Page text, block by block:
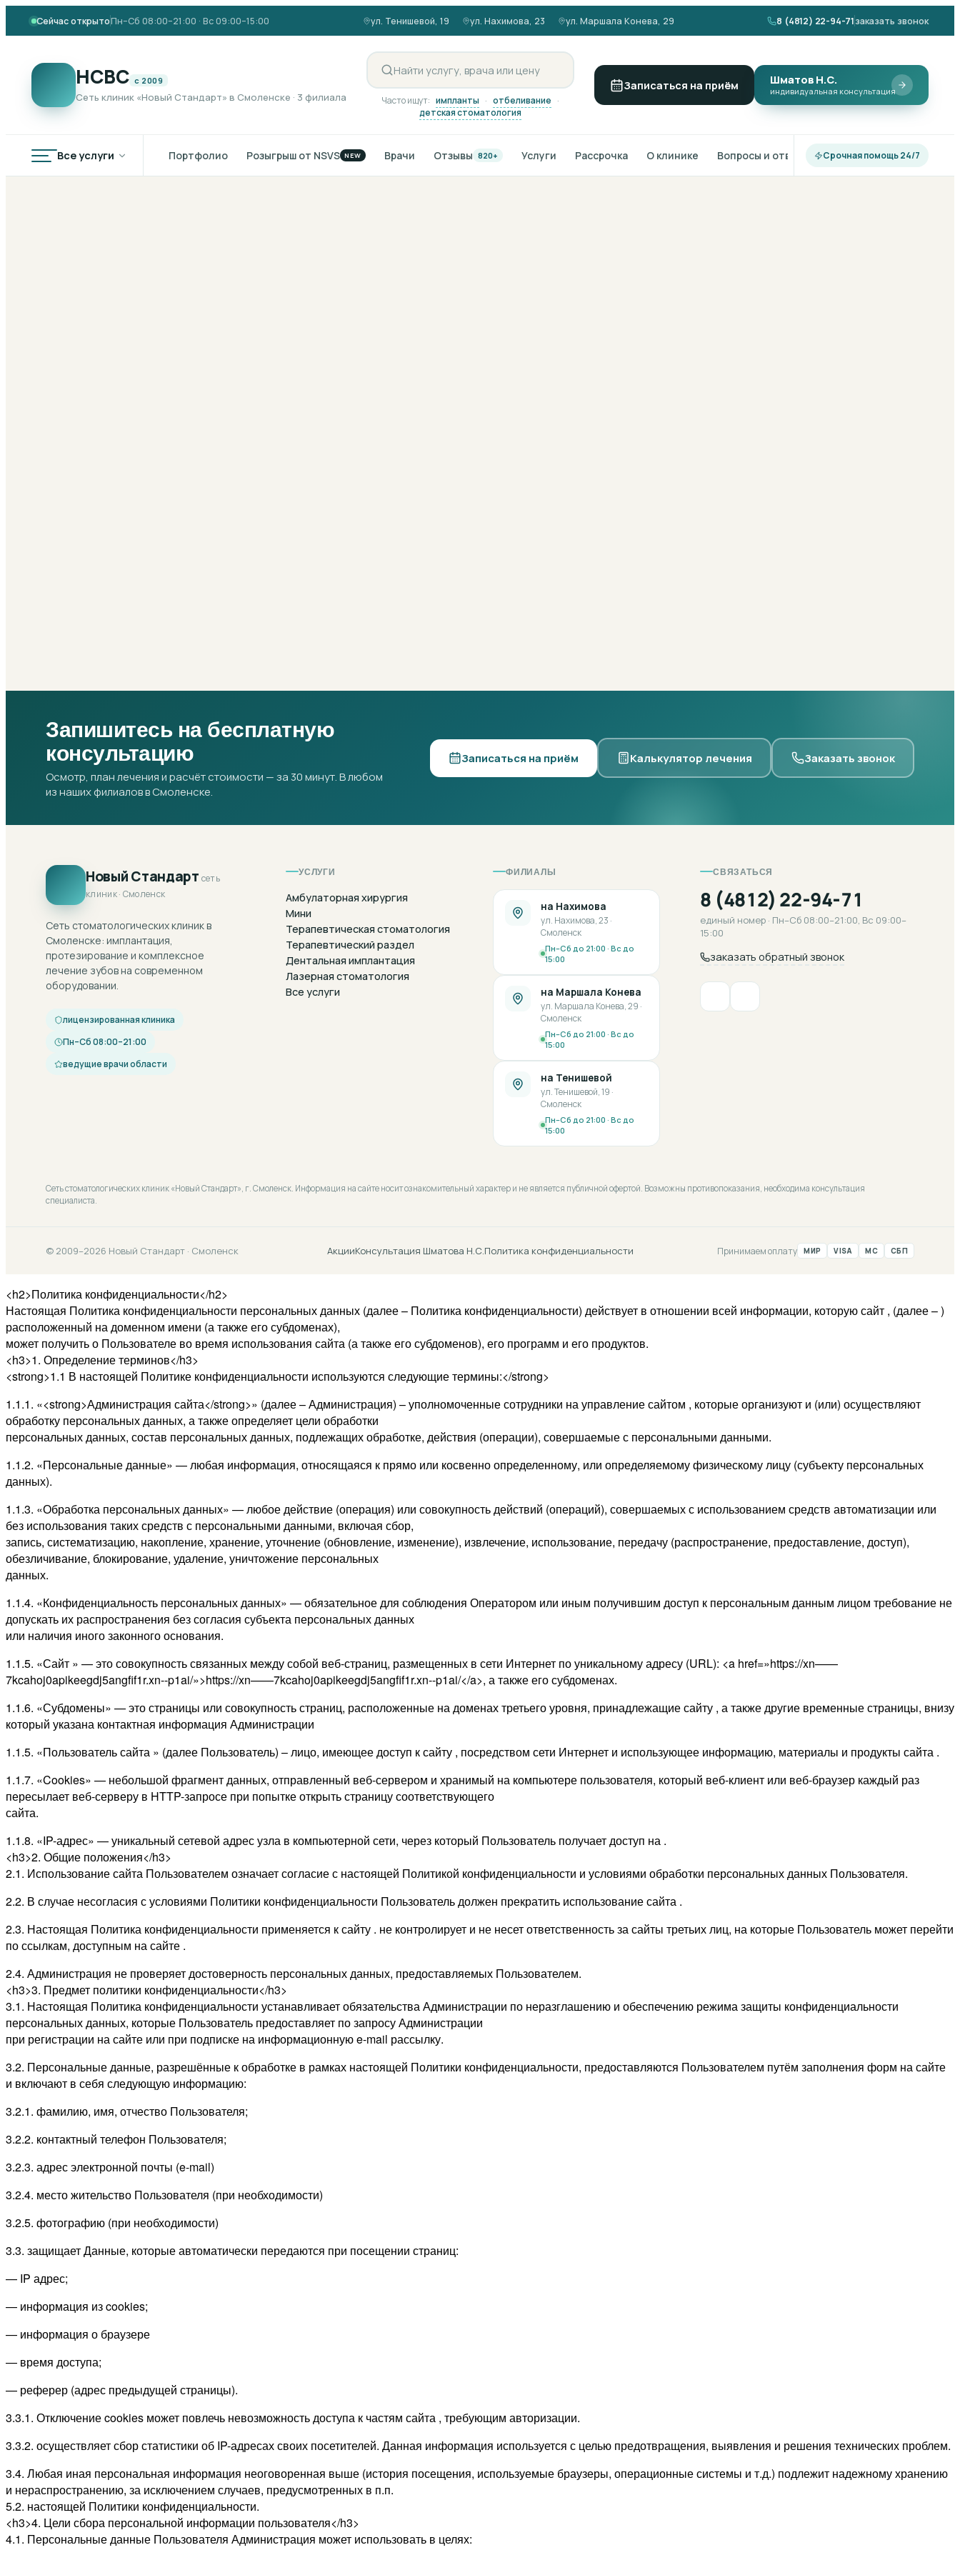
Сейчас открытоПн–Сб 08:00–21:00 · Вс 09:00–15:00 ул. Тенишевой, 19 ул. Нахимова, 23 ул. Маршала Конева, 29 8 (4812) 22-94-71заказать звонок
НСВС с 2009
Сеть клиник «Новый Стандарт» в Смоленске · 3 филиала Часто ищут: импланты · отбеливание ·
детская стоматология
Записаться на приём Шматов Н.С.
индивидуальная консультация
Все услуги Портфолио Розыгрыш от NSVS NEW Врачи Отзывы 820+ Услуги Рассрочка О клинике Вопросы и ответы Срочная помощь 24/7
Запишитесь на бесплатную
консультацию
Осмотр, план лечения и расчёт стоимости — за 30 минут. В любом
из наших филиалов в Смоленске.
Записаться на приём Калькулятор лечения Заказать звонок
Новый Стандарт сеть
клиник · Смоленск
Сеть стоматологических клиник в
Смоленске: имплантация,
протезирование и комплексное
лечение зубов на современном
оборудовании.
лицензированная клиника
Пн–Сб 08:00–21:00
ведущие врачи области
УСЛУГИ
Амбулаторная хирургия
Мини
Терапевтическая стоматология
Терапевтический раздел
Дентальная имплантация
Лазерная стоматология
Все услуги
ФИЛИАЛЫ
на Нахимова
ул. Нахимова, 23 ·
Смоленск
Пн–Сб до 21:00 · Вс до
15:00
на Маршала Конева
ул. Маршала Конева, 29 ·
Смоленск
Пн–Сб до 21:00 · Вс до
15:00
на Тенишевой
ул. Тенишевой, 19 ·
Смоленск
Пн–Сб до 21:00 · Вс до
15:00
СВЯЗАТЬСЯ
8 (4812) 22-94-71
единый номер · Пн–Сб 08:00–21:00, Вс 09:00–
15:00
заказать обратный звонок
Сеть стоматологических клиник «Новый Стандарт», г. Смоленск. Информация на сайте носит ознакомительный характер и не является публичной офертой. Возможны противопоказания, необходима консультация
специалиста.
© 2009–2026 Новый Стандарт · Смоленск АкцииКонсультация Шматова Н.С.Политика конфиденциальности Принимаем оплату МИР VISA MC СБП
<h2>Политика конфиденциальности</h2>
Настоящая Политика конфиденциальности персональных данных (далее – Политика конфиденциальности) действует в отношении всей информации, которую сайт , (далее – )
расположенный на доменном имени (а также его субдоменах),
может получить о Пользователе во время использования сайта (а также его субдоменов), его программ и его продуктов.
<h3>1. Определение терминов</h3>
<strong>1.1 В настоящей Политике конфиденциальности используются следующие термины:</strong>
1.1.1. «<strong>Администрация сайта</strong>» (далее – Администрация) – уполномоченные сотрудники на управление сайтом , которые организуют и (или) осуществляют
обработку персональных данных, а также определяет цели обработки
персональных данных, состав персональных данных, подлежащих обработке, действия (операции), совершаемые с персональными данными.
1.1.2. «Персональные данные» — любая информация, относящаяся к прямо или косвенно определенному, или определяемому физическому лицу (субъекту персональных
данных).
1.1.3. «Обработка персональных данных» — любое действие (операция) или совокупность действий (операций), совершаемых с использованием средств автоматизации или
без использования таких средств с персональными данными, включая сбор,
запись, систематизацию, накопление, хранение, уточнение (обновление, изменение), извлечение, использование, передачу (распространение, предоставление, доступ),
обезличивание, блокирование, удаление, уничтожение персональных
данных.
1.1.4. «Конфиденциальность персональных данных» — обязательное для соблюдения Оператором или иным получившим доступ к персональным данным лицом требование не
допускать их распространения без согласия субъекта персональных данных
или наличия иного законного основания.
1.1.5. «Сайт » — это совокупность связанных между собой веб-страниц, размещенных в сети Интернет по уникальному адресу (URL): <a href=»https://xn——
7kcahoj0apikeegdj5angfif1r.xn--p1ai/»>https://xn——7kcahoj0apikeegdj5angfif1r.xn--p1ai/</a>, а также его субдоменах.
1.1.6. «Субдомены» — это страницы или совокупность страниц, расположенные на доменах третьего уровня, принадлежащие сайту , а также другие временные страницы, внизу
который указана контактная информация Администрации
1.1.5. «Пользователь сайта » (далее Пользователь) – лицо, имеющее доступ к сайту , посредством сети Интернет и использующее информацию, материалы и продукты сайта .
1.1.7. «Cookies» — небольшой фрагмент данных, отправленный веб-сервером и хранимый на компьютере пользователя, который веб-клиент или веб-браузер каждый раз
пересылает веб-серверу в HTTP-запросе при попытке открыть страницу соответствующего
сайта.
1.1.8. «IP-адрес» — уникальный сетевой адрес узла в компьютерной сети, через который Пользователь получает доступ на .
<h3>2. Общие положения</h3>
2.1. Использование сайта Пользователем означает согласие с настоящей Политикой конфиденциальности и условиями обработки персональных данных Пользователя.
2.2. В случае несогласия с условиями Политики конфиденциальности Пользователь должен прекратить использование сайта .
2.3. Настоящая Политика конфиденциальности применяется к сайту . не контролирует и не несет ответственность за сайты третьих лиц, на которые Пользователь может перейти
по ссылкам, доступным на сайте .
2.4. Администрация не проверяет достоверность персональных данных, предоставляемых Пользователем.
<h3>3. Предмет политики конфиденциальности</h3>
3.1. Настоящая Политика конфиденциальности устанавливает обязательства Администрации по неразглашению и обеспечению режима защиты конфиденциальности
персональных данных, которые Пользователь предоставляет по запросу Администрации
при регистрации на сайте или при подписке на информационную e-mail рассылку.
3.2. Персональные данные, разрешённые к обработке в рамках настоящей Политики конфиденциальности, предоставляются Пользователем путём заполнения форм на сайте
и включают в себя следующую информацию:
3.2.1. фамилию, имя, отчество Пользователя;
3.2.2. контактный телефон Пользователя;
3.2.3. адрес электронной почты (e-mail)
3.2.4. место жительство Пользователя (при необходимости)
3.2.5. фотографию (при необходимости)
3.3. защищает Данные, которые автоматически передаются при посещении страниц:
— IP адрес;
— информация из cookies;
— информация о браузере
— время доступа;
— реферер (адрес предыдущей страницы).
3.3.1. Отключение cookies может повлечь невозможность доступа к частям сайта , требующим авторизации.
3.3.2. осуществляет сбор статистики об IP-адресах своих посетителей. Данная информация используется с целью предотвращения, выявления и решения технических проблем.
3.4. Любая иная персональная информация неоговоренная выше (история посещения, используемые браузеры, операционные системы и т.д.) подлежит надежному хранению
и нераспространению, за исключением случаев, предусмотренных в п.п.
5.2. настоящей Политики конфиденциальности.
<h3>4. Цели сбора персональной информации пользователя</h3>
4.1. Персональные данные Пользователя Администрация может использовать в целях: